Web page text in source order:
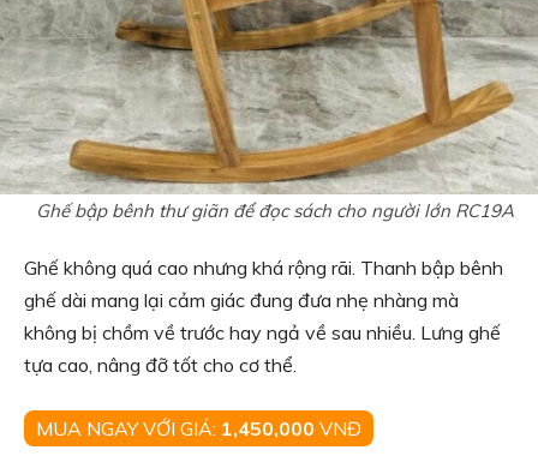
Ghế bập bênh thư giãn để đọc sách cho người lớn RC19A
Ghế không quá cao nhưng khá rộng rãi. Thanh bập bênh
ghế dài mang lại cảm giác đung đưa nhẹ nhàng mà
không bị chồm về trước hay ngả về sau nhiều. Lưng ghế
tựa cao, nâng đỡ tốt cho cơ thể.
MUA NGAY VỚI GIÁ: 1,450,000 VNĐ